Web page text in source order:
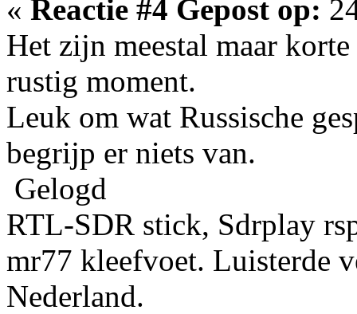
« Reactie #4 Gepost op:
Het zijn meestal maar
rustig moment.
Leuk om wat Russische
begrijp er niets van.
Gelogd
RTL-SDR stick, Sdrplay
mr77 kleefvoet. Luisterde
Nederland.